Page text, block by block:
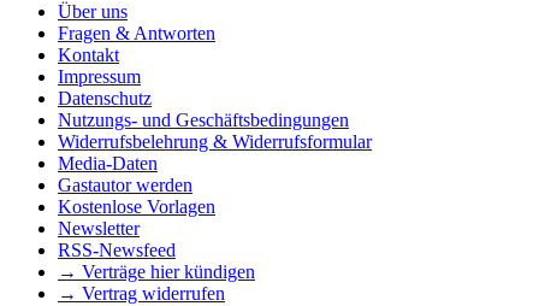
Über uns
Fragen & Antworten
Kontakt
Impressum
Datenschutz
Nutzungs- und Geschäftsbedingungen
Widerrufsbelehrung & Widerrufsformular
Media-Daten
Gastautor werden
Kostenlose Vorlagen
Newsletter
RSS-Newsfeed
→ Verträge hier kündigen
→ Vertrag widerrufen